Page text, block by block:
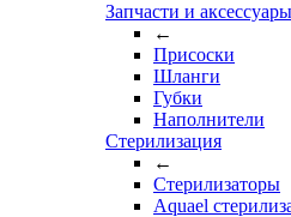
Запчасти и аксессуары
←
Присоски
Шланги
Губки
Наполнители
Стерилизация
←
Стерилизаторы
Aquael